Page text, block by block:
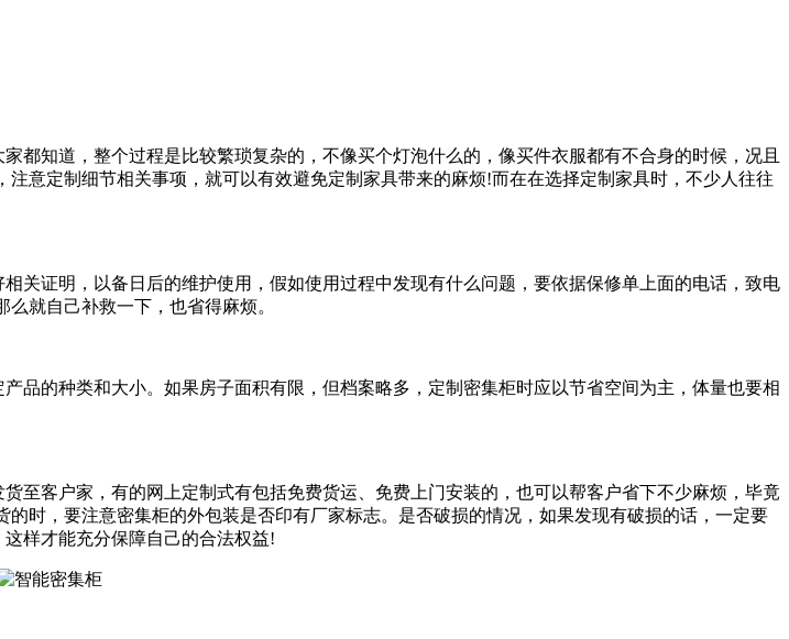
都知道，整个过程是比较繁琐复杂的，不像买个灯泡什么的，像买件衣服都有不合身的时候，况且
意定制细节相关事项，就可以有效避免定制家具带来的麻烦!而在在选择定制家具时，不少人往往
关证明，以备日后的维护使用，假如使用过程中发现有什么问题，要依据保修单上面的电话，致电
就自己补救一下，也省得麻烦。
品的种类和大小。如果房子面积有限，但档案略多，定制密集柜时应以节省空间为主，体量也要相
至客户家，有的网上定制式有包括免费货运、免费上门安装的，也可以帮客户省下不少麻烦，毕竟
时，要注意密集柜的外包装是否印有厂家标志。是否破损的情况，如果发现有破损的话，一定要
样才能充分保障自己的合法权益!